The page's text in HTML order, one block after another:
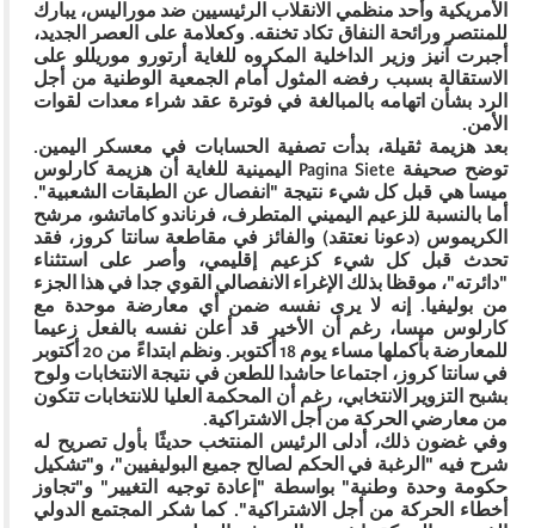
الأمريكية وأحد منظمي الانقلاب الرئيسيين ضد موراليس، يبارك
للمنتصر ورائحة النفاق تكاد تخنقه. وكعلامة على العصر الجديد،
أجبرت آنيز وزير الداخلية المكروه للغاية أرتورو موريللو على
الاستقالة بسبب رفضه المثول أمام الجمعية الوطنية من أجل
الرد بشأن اتهامه بالمبالغة في فوترة عقد شراء معدات لقوات
الأمن.
بعد هزيمة ثقيلة، بدأت تصفية الحسابات في معسكر اليمين.
توضح صحيفة Pagina Siete اليمينية للغاية أن هزيمة كارلوس
ميسا هي قبل كل شيء نتيجة "انفصال عن الطبقات الشعبية".
أما بالنسبة للزعيم اليميني المتطرف، فرناندو كاماتشو، مرشح
الكريموس (دعونا نعتقد) والفائز في مقاطعة سانتا كروز، فقد
تحدث قبل كل شيء كزعيم إقليمي، وأصر على استثناء
"دائرته"، موقظا بذلك الإغراء الانفصالي القوي جدا في هذا الجزء
من بوليفيا. إنه لا يرى نفسه ضمن أي معارضة موحدة مع
كارلوس ميسا، رغم أن الأخير قد أعلن نفسه بالفعل زعيما
للمعارضة بأكملها مساء يوم 18 أكتوبر. ونظم ابتداءً من 20 أكتوبر
في سانتا كروز، اجتماعا حاشدا للطعن في نتيجة الانتخابات ولوح
بشبح التزوير الانتخابي، رغم أن المحكمة العليا للانتخابات تتكون
من معارضي الحركة من أجل الاشتراكية.
وفي غضون ذلك، أدلى الرئيس المنتخب حديثًا بأول تصريح له
شرح فيه "الرغبة في الحكم لصالح جميع البوليفيين"، و"تشكيل
حكومة وحدة وطنية" بواسطة "إعادة توجيه التغيير" و"تجاوز
أخطاء الحركة من أجل الاشتراكية". كما شكر المجتمع الدولي